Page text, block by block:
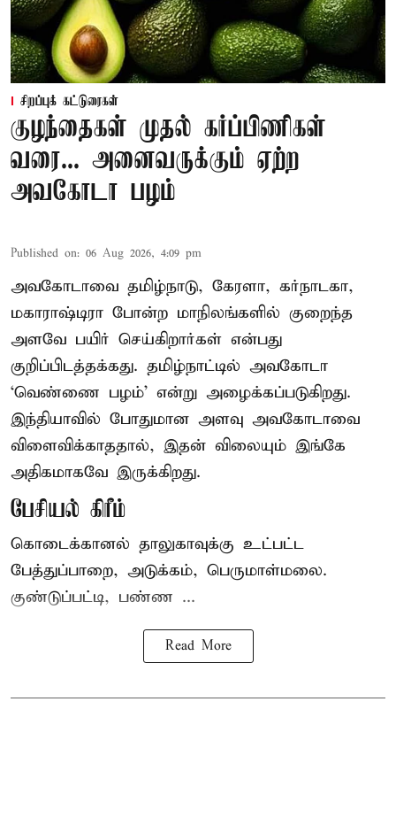
சிறப்புக் கட்டுரைகள்
குழந்தைகள் முதல் கர்ப்பிணிகள்
வரை... அனைவருக்கும் ஏற்ற
அவகோடா பழம்
Published on: 06 Aug 2026, 4:09 pm
அவகோடாவை தமிழ்நாடு, கேரளா, கர்நாடகா,
மகாராஷ்டிரா போன்ற மாநிலங்களில் குறைந்த
அளவே பயிர் செய்கிறார்கள் என்பது
குறிப்பிடத்தக்கது. தமிழ்நாட்டில் அவகோடா
‘வெண்ணை பழம்’ என்று அழைக்கப்படுகிறது.
இந்தியாவில் போதுமான அளவு அவகோடாவை
விளைவிக்காததால், இதன் விலையும் இங்கே
அதிகமாகவே இருக்கிறது.
பேசியல் கிரீம்
கொடைக்கானல் தாலுகாவுக்கு உட்பட்ட
பேத்துப்பாறை, அடுக்கம், பெருமாள்மலை.
குண்டுப்பட்டி, பண்ண ...
Read More